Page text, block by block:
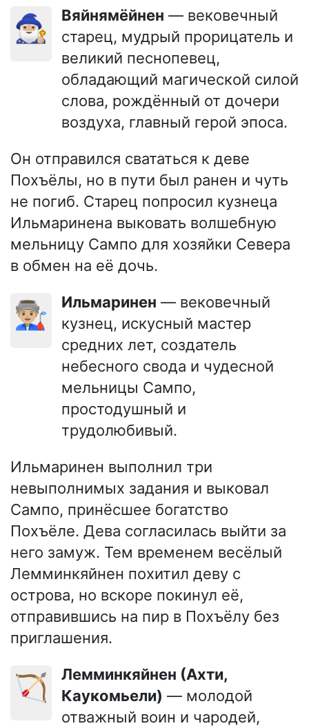
🧙🏼‍♂️ Вяйнямёйнен — вековечный
старец, мудрый прорицатель и
великий песнопевец,
обладающий магической силой
слова, рождённый от дочери
воздуха, главный герой эпоса.
Он отправился свататься к деве
Похъёлы, но в пути был ранен и чуть
не погиб. Старец попросил кузнеца
Ильмаринена выковать волшебную
мельницу Сампо для хозяйки Севера
в обмен на её дочь.
👨🏼‍🏭 Ильмаринен — вековечный
кузнец, искусный мастер
средних лет, создатель
небесного свода и чудесной
мельницы Сампо,
простодушный и
трудолюбивый.
Ильмаринен выполнил три
невыполнимых задания и выковал
Сампо, принёсшее богатство
Похъёле. Дева согласилась выйти за
него замуж. Тем временем весёлый
Лемминкяйнен похитил деву с
острова, но вскоре покинул её,
отправившись на пир в Похъёлу без
приглашения.
🏹
Лемминкяйнен (Ахти,
Каукомьели) — молодой
отважный воин и чародей,